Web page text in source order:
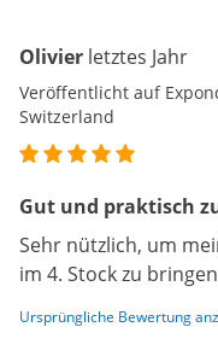
Olivier letztes Jahr
Veröffentlicht auf
Switzerland
Gut und praktisch
Sehr nützlich, um
im 4. Stock zu
Ursprüngliche Bewertung